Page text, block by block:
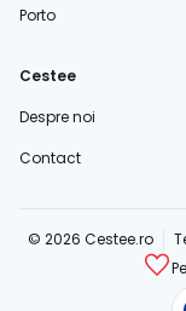
Porto
Cestee
Despre noi
Contact
© 2026 Cestee.ro